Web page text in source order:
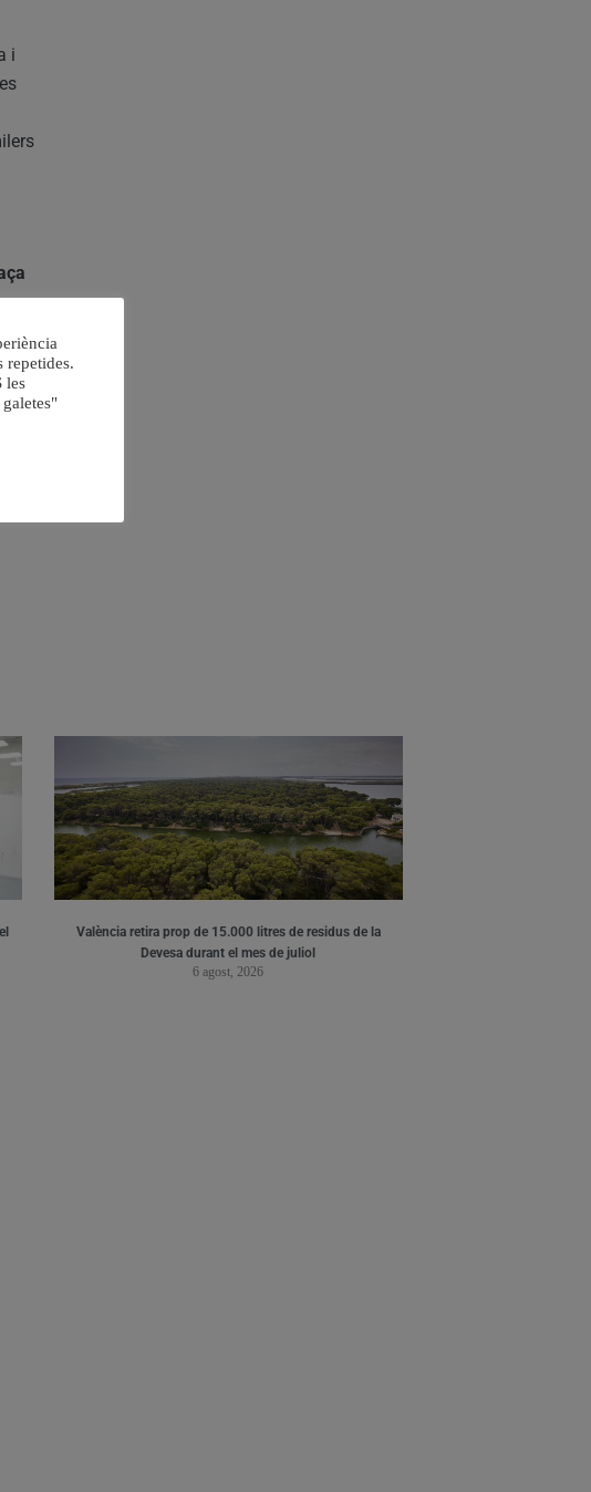
i
de
València retira prop de 15.000 litres de residus de la
Devesa durant el mes de juliol
6 agost, 2026
repetides.
les